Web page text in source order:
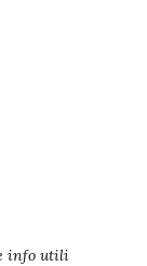
info utili